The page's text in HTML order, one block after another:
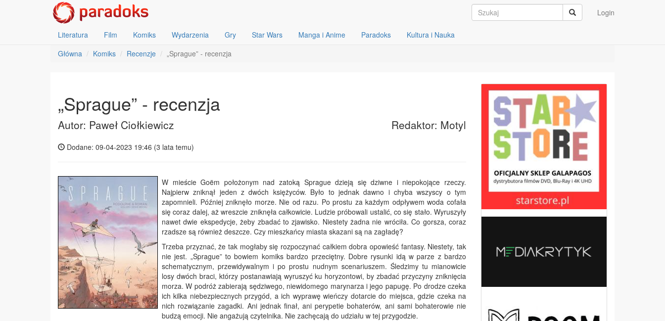
Login
Literatura Film Komiks Wydarzenia Gry Star Wars Manga i Anime Paradoks
Kultura i Nauka
Główna
Komiks Recenzje „Sprague” - recenzja
„Sprague” - recenzja
Autor: Paweł Ciołkiewicz Redaktor: Motyl
Dodane: 09-04-2023 19:46 (3 lata temu)
W mieście Goëm położonym nad zatoką Sprague dzieją się dziwne i niepokojące rzeczy.
Najpierw zniknął jeden z dwóch księżyców. Było to jednak dawno i chyba wszyscy o tym
zapomnieli. Później zniknęło morze. Nie od razu. Po prostu za każdym odpływem woda cofała
się coraz dalej, aż wreszcie zniknęła całkowicie. Ludzie próbowali ustalić, co się stało. Wyruszyły
nawet dwie ekspedycje, żeby zbadać to zjawisko. Niestety żadna nie wróciła. Co gorsza, coraz
rzadsze są również deszcze. Czy mieszkańcy miasta skazani są na zagładę?
Trzeba przyznać, że tak mogłaby się rozpoczynać całkiem dobra opowieść fantasy. Niestety, tak
nie jest. „Sprague” to bowiem komiks bardzo przeciętny. Dobre rysunki idą w parze z bardzo
schematycznym, przewidywalnym i po prostu nudnym scenariuszem. Śledzimy tu mianowicie
losy dwóch braci, którzy postanawiają wyruszyć ku horyzontowi, by zbadać przyczyny zniknięcia
morza. W podróż zabierają sędziwego, niewidomego marynarza i jego papugę. Po drodze czeka
ich kilka niebezpiecznych przygód, a ich wyprawę wieńczy dotarcie do miejsca, gdzie czeka na
nich rozwiązanie zagadki. Ani jednak finał, ani perypetie bohaterów, ani sami bohaterowie nie
budzą emocji. Nie angażują czytelnika. Nie zachęcają do udziału w tej przygodzie.